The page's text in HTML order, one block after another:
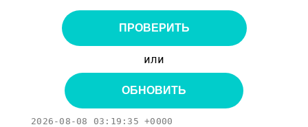
ПРОВЕРИТЬ
или
ОБНОВИТЬ
2026-08-08 03:19:35 +0000